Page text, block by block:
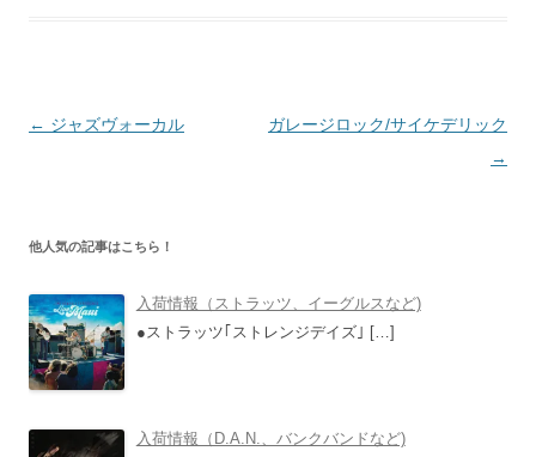
投
ゲ
ー
シ
ョ
ン
← ジャズヴォーカル
ガレージロック/サイケデリック
→
他人気の記事はこちら！
入荷情報（ストラッツ、イーグルスなど)
●ストラッツ｢ストレンジデイズ｣ […]
入荷情報（D.A.N.、バンクバンドなど)